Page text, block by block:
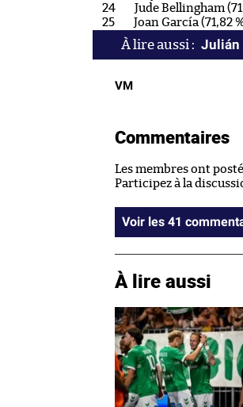
Jude Bellingham
Joan García (71,82
Julián
VM
Commentaires
Les membres ont
Participez à la
Voir les 41
À lire aussi